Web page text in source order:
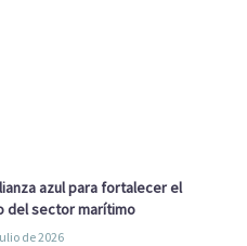
azul para fortalecer el
del sector marítimo
de 2026